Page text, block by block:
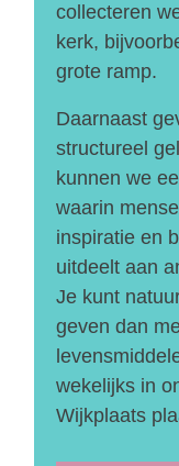
collecteren
kerk,
grote ramp.
Daarnaast
structureel
kunnen we
waarin
inspiratie en
uitdeelt aan
Je kunt
geven dan
wekelijks in
Wijkplaats